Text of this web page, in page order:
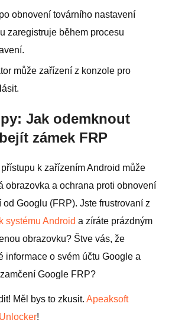
obnovení továrního nastavení
zaregistruje během procesu
může zařízení z konzole pro
Jak odemknout
zámek FRP
k zařízením Android může
obrazovka a ochrana proti obnovení
Googlu (FRP). Jste frustrovaní z
systému Android a zíráte prázdným
obrazovku? Štve vás, že
informace o svém účtu Google a
Google FRP?
Měl bys to zkusit. Apeaksoft
!